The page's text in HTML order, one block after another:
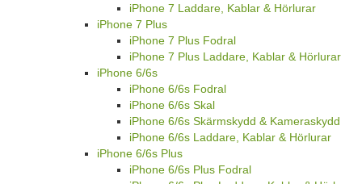
iPhone 7 Laddare, Kablar & Hörlurar
iPhone 7 Plus
iPhone 7 Plus Fodral
iPhone 7 Plus Laddare, Kablar & Hörlurar
iPhone 6/6s
iPhone 6/6s Fodral
iPhone 6/6s Skal
iPhone 6/6s Skärmskydd & Kameraskydd
iPhone 6/6s Laddare, Kablar & Hörlurar
iPhone 6/6s Plus
iPhone 6/6s Plus Fodral